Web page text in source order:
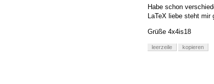
Habe schon
LaTeX liebe steht mir
Grüße 4x4is18
leerzeile kopieren